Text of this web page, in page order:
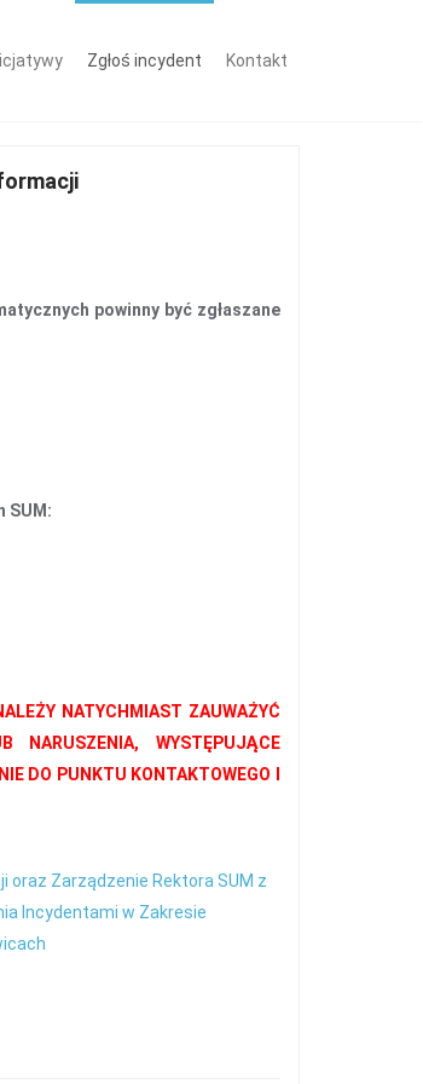
Zgłoś incydent Kontakt
powinny być zgłaszane
SUM:
NATYCHMIAST ZAUWAŻYĆ
NARUSZENIA, WYSTĘPUJĄCE
DO PUNKTU KONTAKTOWEGO I
Zarządzenie Rektora SUM z
Incydentami w Zakresie